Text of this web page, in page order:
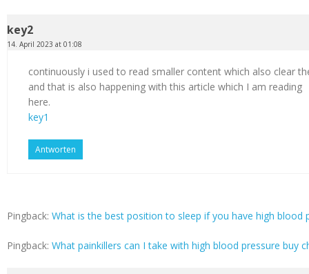
key2
14. April 2023 at 01:08
continuously i used to read smaller content which also clear
and that is also happening with this article which I am reading
here.
key1
Antworten
Pingback: What is the best position to sleep if you have high blood
Pingback: What painkillers can I take with high blood pressure buy